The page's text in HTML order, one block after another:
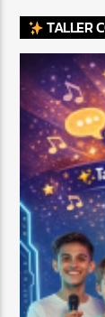
TALLER